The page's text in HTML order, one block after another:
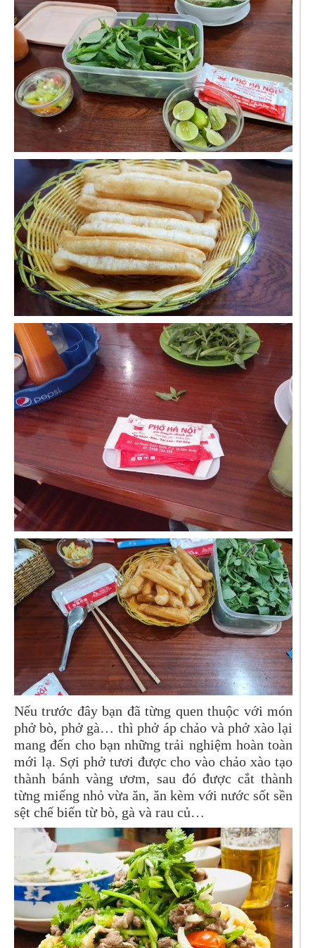
Nếu trước đây bạn đã từng quen thuộc với món
phở bò, phở gà… thì phở áp chảo và phở xào lại
mang đến cho bạn những trải nghiệm hoàn toàn
mới lạ. Sợi phở tươi được cho vào chảo xào tạo
thành bánh vàng ươm, sau đó được cắt thành
từng miếng nhỏ vừa ăn, ăn kèm với nước sốt sền
sệt chế biến từ bò, gà và rau củ…